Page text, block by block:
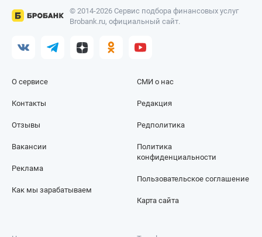
© 2014-2026 Сервис подбора финансовых услуг
Brobank.ru, официальный сайт.
О сервисе
Контакты
Отзывы
СМИ о нас
Редакция
Редполитика
Вакансии
Реклама
Как мы зарабатываем
Политика
конфиденциальности
Пользовательское соглашение
Карта сайта